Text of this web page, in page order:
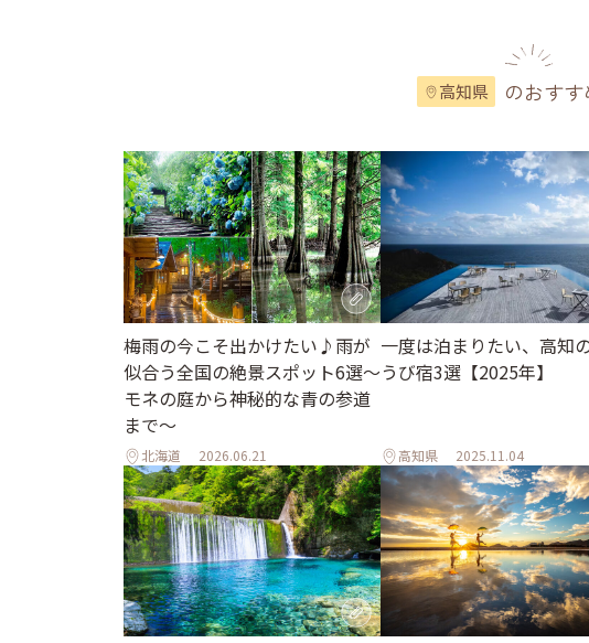
高知県 のおす
梅雨の今こそ出かけたい♪雨が
似合う全国の絶景スポット6選～
モネの庭から神秘的な青の参道
まで～
北海道 2026.06.21
一度は泊まりたい、高知
うび宿3選【2025年】
高知県 2025.11.04